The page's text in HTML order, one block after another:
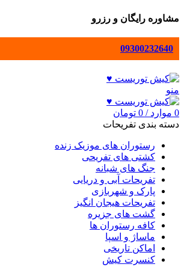
مشاوره رایگان و رزرو
09300232640
منو
0 موارد /
0 تومان
دسته بندی تفریحات
رستوران های موزیک زنده
کشتی های تفریحی
جنگ های شبانه
تفریحات آبی و دریایی
پارک و شهربازی
تفریحات هیجان انگیز
گشت های جزیره
کافه رستوران ها
ماساژ و اسپا
اماکن تاریخی
کنسرت کیش